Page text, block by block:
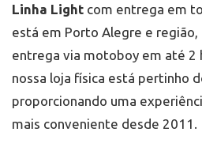
Linha Light com entrega em
está em Porto Alegre e região,
entrega via motoboy em até 2
nossa loja física está pertinho
proporcionando uma
mais conveniente desde 2011.